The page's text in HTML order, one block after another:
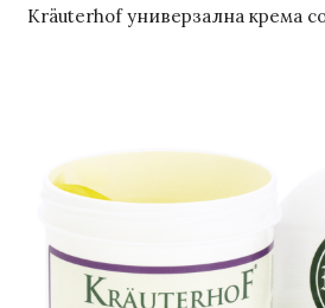
Kräuterhof универзална крема